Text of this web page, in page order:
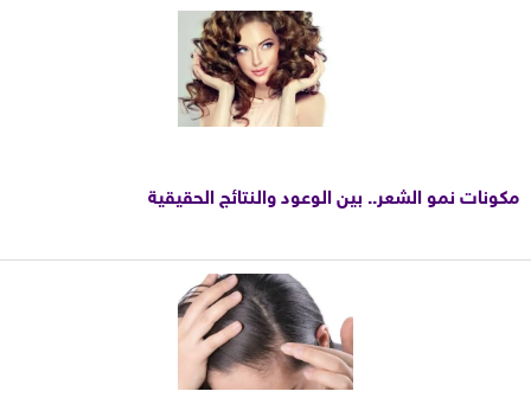
مكونات نمو الشعر.. بين الوعود والنتائج الحقيقية